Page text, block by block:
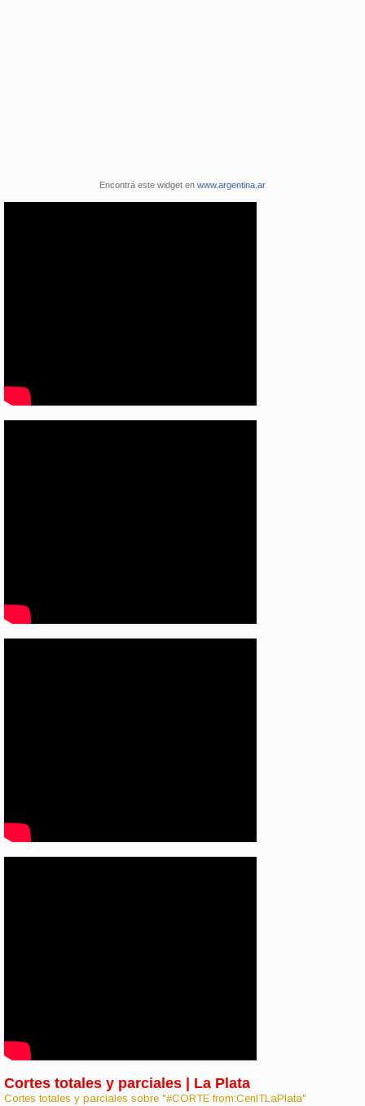
Encontrá este widget en www.argentina.ar
Cortes totales y parciales | La Plata
Cortes totales y parciales sobre "#CORTE from:CenITLaPlata"